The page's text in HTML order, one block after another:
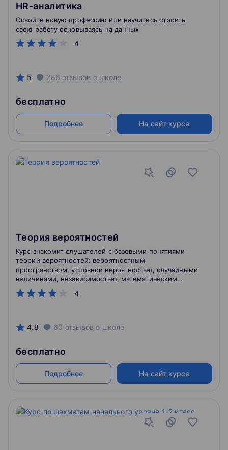
HR-аналитика
4
Освойте новую профессию или научитесь строить
свою работу основываясь на данных
5 286 отзывов о школе
бесплатно
Подробнее На сайт курса
Теория вероятностей
4
Курс знакомит слушателей с базовыми понятиями
теории вероятностей: вероятностным
пространством, условной вероятностью, случайными
величинами, независимостью, математическим
ожиданием и дисперсией. Доказываются закон
больших чисел и некоторые версии предельных
4.8 60 отзывов о школе
бесплатно
Подробнее На сайт курса